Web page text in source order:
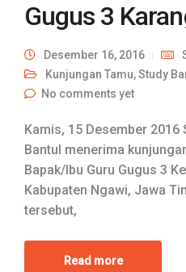
Gugus 3
Desember 16, 2016
Kunjungan Tamu,Study
No comments yet
Kamis, 15 Desember 2016
Bantul menerima
Bapak/Ibu Guru Gugus 3
Kabupaten Ngawi, Jawa
tersebut,
Read more